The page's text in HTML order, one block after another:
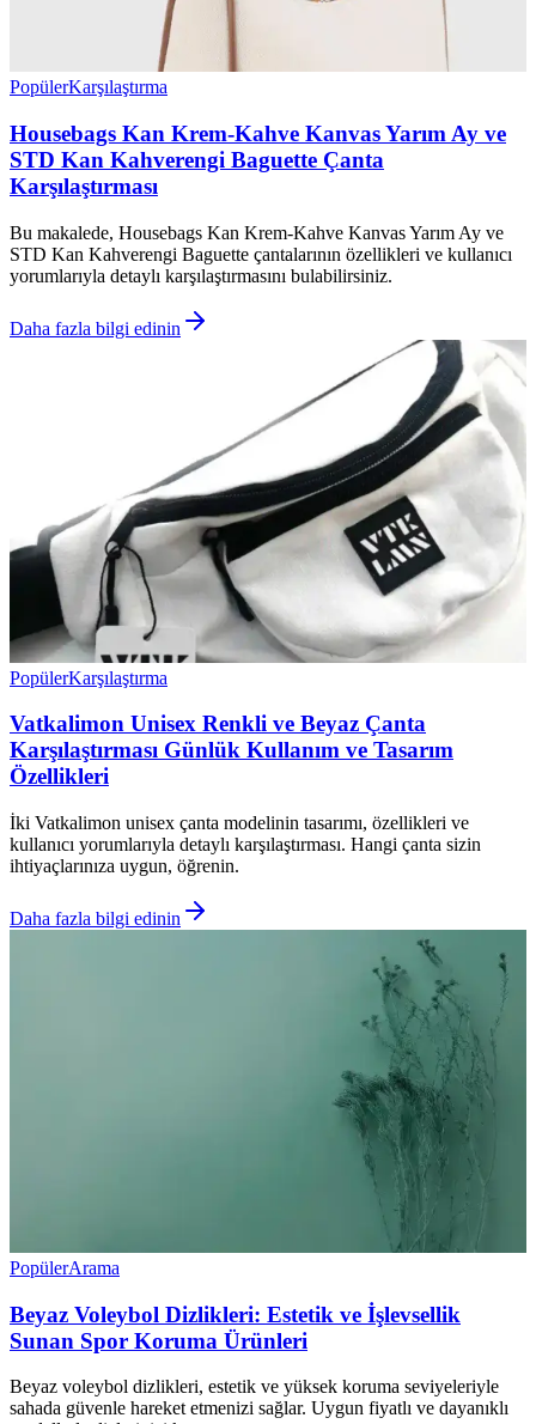
PopülerKarşılaştırma
Housebags Kan Krem-Kahve Kanvas Yarım Ay ve
STD Kan Kahverengi Baguette Çanta
Karşılaştırması
Bu makalede, Housebags Kan Krem-Kahve Kanvas Yarım Ay ve
STD Kan Kahverengi Baguette çantalarının özellikleri ve kullanıcı
yorumlarıyla detaylı karşılaştırmasını bulabilirsiniz.
Daha fazla bilgi edinin
PopülerKarşılaştırma
Vatkalimon Unisex Renkli ve Beyaz Çanta
Karşılaştırması Günlük Kullanım ve Tasarım
Özellikleri
İki Vatkalimon unisex çanta modelinin tasarımı, özellikleri ve
kullanıcı yorumlarıyla detaylı karşılaştırması. Hangi çanta sizin
ihtiyaçlarınıza uygun, öğrenin.
Daha fazla bilgi edinin
PopülerArama
Beyaz Voleybol Dizlikleri: Estetik ve İşlevsellik
Sunan Spor Koruma Ürünleri
Beyaz voleybol dizlikleri, estetik ve yüksek koruma seviyeleriyle
sahada güvenle hareket etmenizi sağlar. Uygun fiyatlı ve dayanıklı